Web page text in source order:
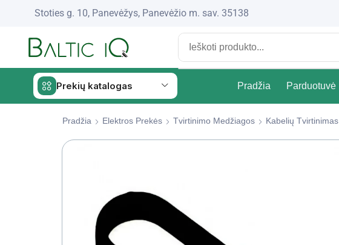
Stoties g. 10, Panevėžys, Panevėžio m. sav. 35138
Prekių katalogas Pradžia Parduotuvė
Pradžia Elektros Prekės Tvirtinimo Medžiagos Kabelių Tvirtinimas